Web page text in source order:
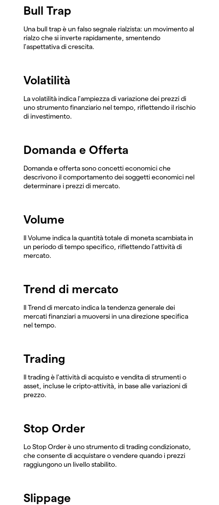
Bull Trap
Una bull trap è un falso segnale rialzista: un movimento al
rialzo che si inverte rapidamente, smentendo
l'aspettativa di crescita.
Volatilità
La volatilità indica l'ampiezza di variazione dei prezzi di
uno strumento finanziario nel tempo, riflettendo il rischio
di investimento.
Domanda e Offerta
Domanda e offerta sono concetti economici che
descrivono il comportamento dei soggetti economici nel
determinare i prezzi di mercato.
Volume
Il Volume indica la quantità totale di moneta scambiata in
un periodo di tempo specifico, riflettendo l'attività di
mercato.
Trend di mercato
Il Trend di mercato indica la tendenza generale dei
mercati finanziari a muoversi in una direzione specifica
nel tempo.
Trading
Il trading è l'attività di acquisto e vendita di strumenti o
asset, incluse le cripto-attività, in base alle variazioni di
prezzo.
Stop Order
Lo Stop Order è uno strumento di trading condizionato,
che consente di acquistare o vendere quando i prezzi
raggiungono un livello stabilito.
Slippage